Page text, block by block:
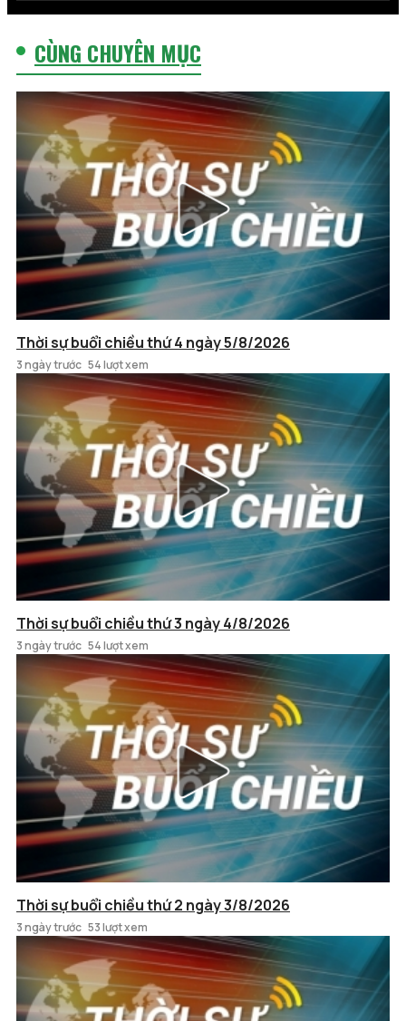
CÙNG CHUYÊN MỤC
Thời sự buổi chiều thứ 4 ngày 5/8/2026
3 ngày trước 54 lượt xem
Thời sự buổi chiều thứ 3 ngày 4/8/2026
3 ngày trước 54 lượt xem
Thời sự buổi chiều thứ 2 ngày 3/8/2026
3 ngày trước 53 lượt xem